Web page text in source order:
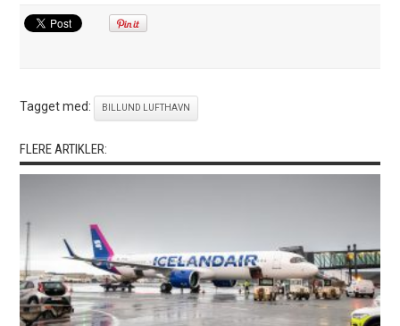
Tagget med: BILLUND LUFTHAVN
FLERE ARTIKLER: